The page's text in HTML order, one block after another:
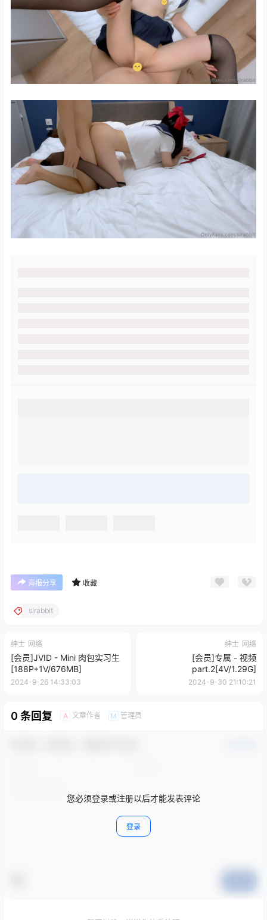
海报分享 收藏
slrabbit
绅士 网络
[会员]JVID - Mini 肉包实习生
[188P+1V/676MB]
2024-9-26 14:33:03
绅士 网络
[会员]专属 - 视频
part.2[4V/1.29G]
2024-9-30 21:10:21
0 条回复 A 文章作者 M 管理员
您必须登录或注册以后才能发表评论
登录